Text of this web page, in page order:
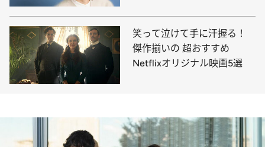
笑って泣けて手に汗握る！
傑作揃いの 超おすすめ
Netflixオリジナル映画5選